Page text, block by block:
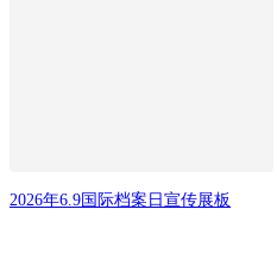
2026年6.9国际档案日宣传展板